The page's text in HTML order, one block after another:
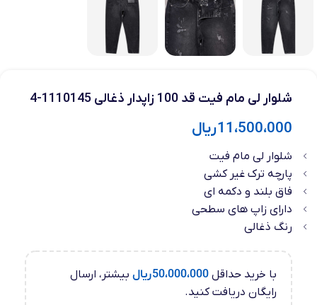
شلوار لی مام فیت قد 100 زاپدار ذغالی 1110145-4
11،500،000ریال
شلوار لی مام فیت
پارچه ترک غیر کشی
فاق بلند و دکمه ای
دارای زاپ های سطحی
رنگ ذغالی
با خرید حداقل 50،000،000ریال بیشتر، ارسال
رایگان دریافت کنید.